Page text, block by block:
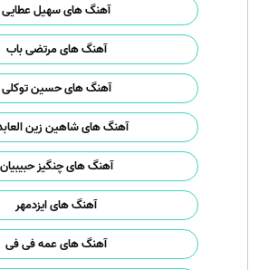
آهنگ های سهیل عطایی
آهنگ های مرتضی باب
آهنگ های حسین توکلی
آهنگ های شاهین زین
آهنگ های چنگیز حبیبیان
آهنگ های ایزدمهر
آهنگ های عمه فی فی